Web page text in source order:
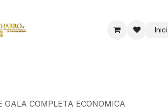
COMPLETA ECONOMICA